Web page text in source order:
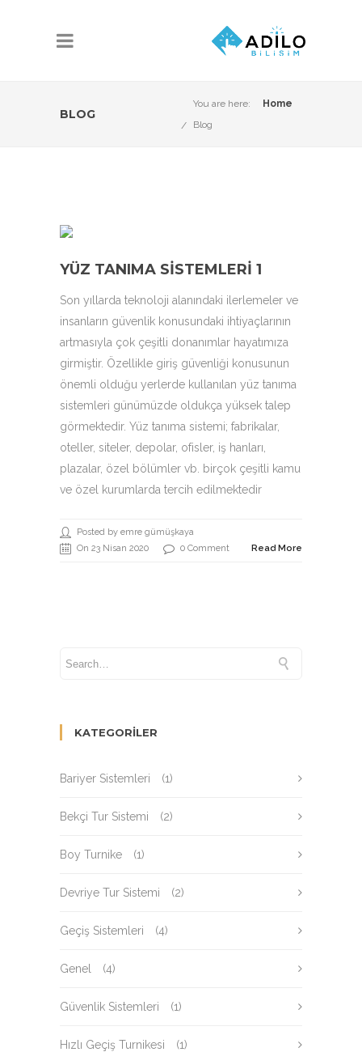
BLOG
You are here:
Home
Blog
YÜZ TANIMA SISTEMLERI 1
Son yıllarda teknoloji alanındaki ilerlemeler ve
insanların güvenlik konusundaki ihtiyaçlarının
artmasıyla çok çeşitli donanımlar hayatımıza
girmiştir. Özellikle giriş güvenliği konusunun
önemli olduğu yerlerde kullanılan yüz tanıma
sistemleri günümüzde oldukça yüksek talep
görmektedir. Yüz tanıma sistemi; fabrikalar,
oteller, siteler, depolar, ofisler, iş hanları,
plazalar, özel bölümler vb. birçok çeşitli kamu
ve özel kurumlarda tercih edilmektedir
Posted by emre gümüşkaya
On 23 Nisan 2020
0 Comment Read More
KATEGORILER
Bariyer Sistemleri (1)
Bekçi Tur Sistemi (2)
Boy Turnike (1)
Devriye Tur Sistemi (2)
Geçiş Sistemleri (4)
Genel (4)
Güvenlik Sistemleri (1)
Hızlı Geçiş Turnikesi (1)